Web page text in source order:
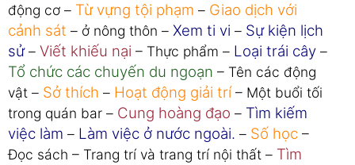
động cơ – Từ vựng tội phạm – Giao dịch với
cảnh sát – ở nông thôn – Xem ti vi – Sự kiện lịch
sử– Viết khiếu nại – Thực phẩm – Loại trái cây –
Tổ chức các chuyến du ngoạn – Tên các động
vật – Sở thích – Hoạt động giải trí– Một buổi tối
trong quán bar – Cung hoàng đạo – Tìm kiếm
việc làm – Làm việc ở nước ngoài. – Số học –
Đọc sách – Trang trí và trang trí nội thất – Tìm